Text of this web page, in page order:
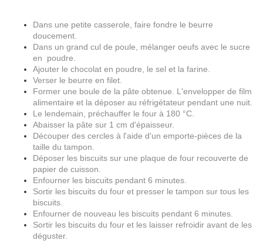
Dans une petite casserole, faire fondre le beurre
doucement.
Dans un grand cul de poule, mélanger oeufs avec le sucre
en poudre.
Ajouter le chocolat en poudre, le sel et la farine.
Verser le beurre en filet.
Former une boule de la pâte obtenue. L'envelopper de film
alimentaire et la déposer au réfrigétateur pendant une nuit.
Le lendemain, préchauffer le four à 180 °C.
Abaisser la pâte sur 1 cm d'épaisseur.
Découper des cercles à l'aide d'un emporte-pièces de la
taille du tampon.
Déposer les biscuits sur une plaque de four recouverte de
papier de cuisson.
Enfourner les biscuits pendant 6 minutes.
Sortir les biscuits du four et presser le tampon sur tous les
biscuits.
Enfourner de nouveau les biscuits pendant 6 minutes.
Sortir les biscuits du four et les laisser refroidir avant de les
déguster.